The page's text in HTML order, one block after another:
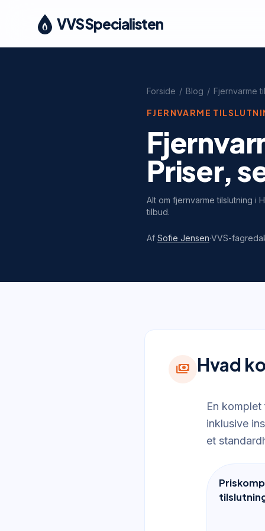
VVS Specialisten
Forside / Blog / Fjernvarme
FJERNVARME
Priser,
Alt om fjernvarme tilslutning i
tilbud.
Af Sofie Jensen·VVS-
payments Hvad
En
inklusive
et